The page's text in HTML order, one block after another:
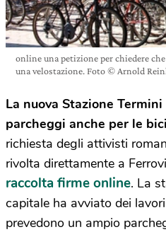
online una petizione per chiedere
una velostazione. Foto © Arnold
La nuova Stazione
parcheggi anche per le
richiesta degli attivisti
rivolta direttamente a
raccolta firme online. La
capitale ha avviato dei
prevedono un ampio